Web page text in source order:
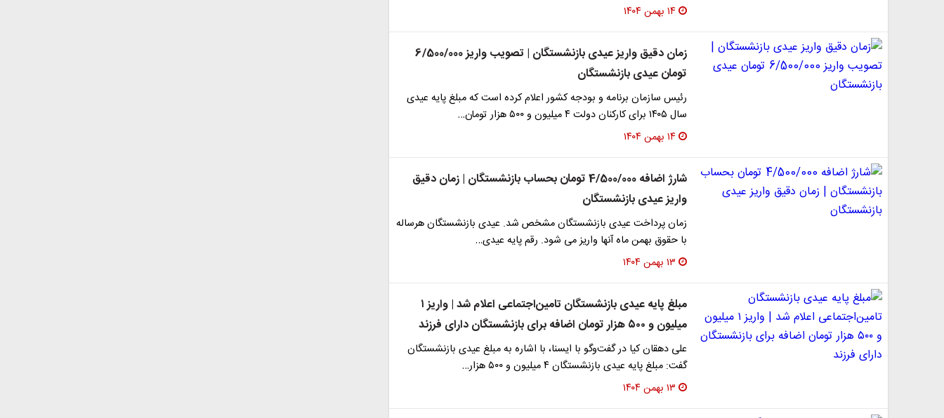
۱۴ بهمن ۱۴۰۴
زمان دقیق واریز عیدی بازنشستگان | تصویب واریز 6/500/000
تومان عیدی بازنشستگان
رئیس سازمان برنامه و بودجه کشور اعلام کرده است که مبلغ پایه عیدی
سال ۱۴۰۵ برای کارکنان دولت ۴ میلیون و ۵۰۰ هزار تومان…
۱۴ بهمن ۱۴۰۴
شارژ اضافه 4/500/000 تومان بحساب بازنشستگان | زمان دقیق
واریز عیدی بازنشستگان
زمان پرداخت عیدی بازنشستگان مشخص شد. عیدی بازنشستگان هرساله
با حقوق بهمن ماه آنها واریز می شود. رقم پایه عیدی…
۱۳ بهمن ۱۴۰۴
مبلغ پایه عیدی بازنشستگان تامین‌اجتماعی اعلام شد | واریز ۱
میلیون و ۵۰۰ هزار تومان اضافه برای بازنشستگان دارای فرزند
علی دهقان کیا در گفت‌وگو با ایسنا، با اشاره به مبلغ عیدی بازنشستگان
گفت: مبلغ پایه عیدی بازنشستگان ۴ میلیون و ۵۰۰ هزار…
۱۳ بهمن ۱۴۰۴